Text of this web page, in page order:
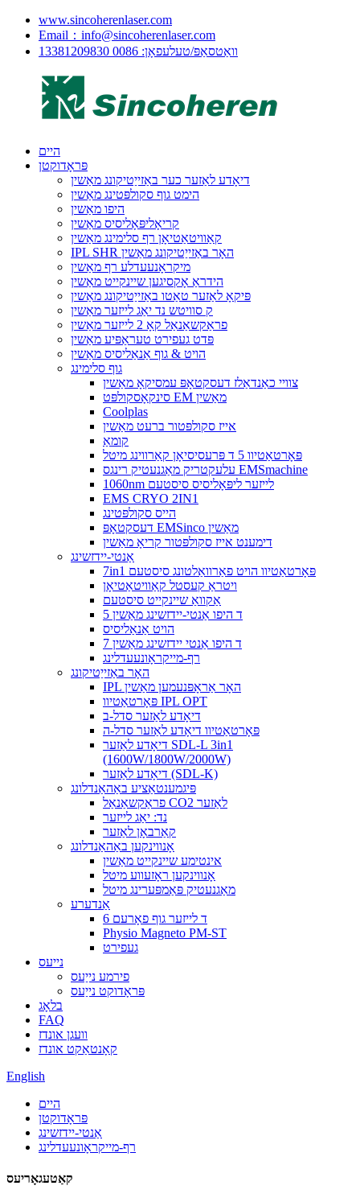
www.sincoherenlaser.com
Email：info@sincoherenlaser.com
וואַטסאַפּ/טעלעפאָן: 0086 13381209830
היים
פּראָדוקטן
דיאָדע לאַזער כער באַזייַטיקונג מאַשין
הימט גוף סקולפּטינג מאַשין
היפו מאַשין
קריאָליפּאָליסיס מאַשין
קאַוויטאַטיאָן רף סלימינג מאַשין
IPL SHR האָר באַזייַטיקונג מאַשין
מיקראָנעעדלע רף מאַשין
הידראַ אָקסיגען שיינקייט מאַשין
פּיקאָ לאַזער טאַטו באַזייַטיקונג מאַשין
ק סוויטש נד יאַג לייזער מאַשין
פראַקשאַנאַל קאָ 2 לייזער מאַשין
פּדט געפירט טעראַפּיע מאַשין
הויט & גוף אַנאַליסיס מאַשין
גוף סלימינג
צוויי כאַנדאַלז דעסקטאָפּ עמסיקאָ מאַשין
סינקאָסקולפּט EM מאַשין
Coolplas
אייז סקולפּטור ברעט מאַשין
קומאַ
פּאָרטאַטיוו 5 ד פּרעסיסיאָן קאַרווינג מיטל
עלעקטריק מאַגנעטיק רינגס EMSmachine
1060nm לייזער ליפּאָליסיס סיסטעם
EMS CRYO 2IN1
הייס סקולפּטינג
דעסקטאָפּ EMSinco מאַשין
דימענט אייז סקולפּטור קריאָ מאַשין
אַנטי-יידזשינג
7in1 פּאָרטאַטיוו הויט פאַרוואַלטונג סיסטעם
ויטראַ קעסטל קאַוויטאַטיאָן
אַקוואַ שיינקייט סיסטעם
5 ד היפו אַנטי-יידזשינג מאַשין
הויט אַנאַליסיס
7 ד היפו אַנטי יידזשינג מאַשין
רף-מייקראָונעעדלינג
האָר באַזייַטיקונג
IPL האָר אַראָפּנעמען מאַשין
פּאָרטאַטיוו IPL OPT
דיאָדע לאַזער סדל-ב
פּאָרטאַטיוו דיאָדע לאַזער סדל-ה
דיאָדע לאַזער SDL-L 3in1
(1600W/1800W/2000W)
דיאָדע לאַזער (SDL-K)
פּיגמענטאַציע באַהאַנדלונג
פראַקשאַנאַל CO2 לאַזער
נד: יאַג לייזער
קאַרבאָן לאַזער
אָנווינקען באַהאַנדלונג
אינטימע שיינקייט מאַשין
אָנווינקען ראָזעווע מיטל
מאַגנעטיק פּאַמפּערינג מיטל
אַנדערע
6 ד לייזער גוף פאָרעם
Physio Magneto PM-ST
געפירט
נייעס
פירמע נייַעס
פּראָדוקט נייַעס
בלאָג
FAQ
וועגן אונדז
קאָנטאַקט אונדז
English
היים
פּראָדוקטן
אַנטי-יידזשינג
רף-מייקראָונעעדלינג
קאַטעגאָריעס